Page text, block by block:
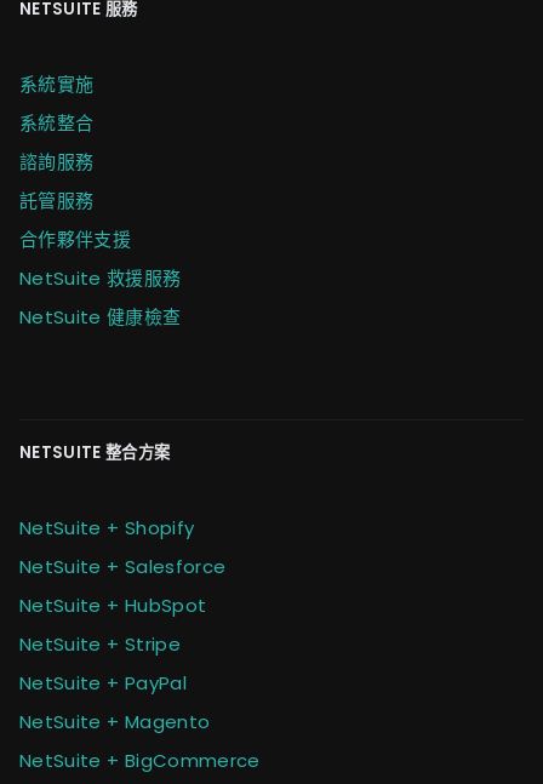
NETSUITE 服務
系統實施
系統整合
諮詢服務
託管服務
合作夥伴支援
NetSuite 救援服務
NetSuite 健康檢查
NETSUITE 整合方案
NetSuite + Shopify
NetSuite + Salesforce
NetSuite + HubSpot
NetSuite + Stripe
NetSuite + PayPal
NetSuite + Magento
NetSuite + BigCommerce